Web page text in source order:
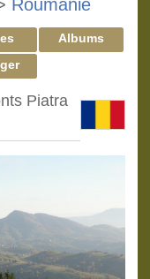
Roumanie
Albums
Piatra